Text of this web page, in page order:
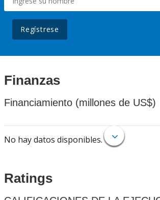
Regístrese
Finanzas
Financiamiento (millones de US$)
No hay datos disponibles.
Ratings